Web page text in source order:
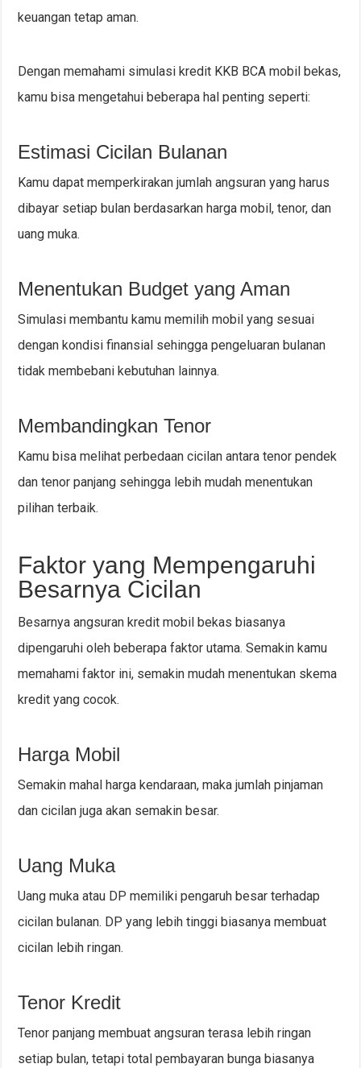
keuangan tetap aman.
Dengan memahami simulasi kredit KKB BCA mobil bekas,
kamu bisa mengetahui beberapa hal penting seperti:
Estimasi Cicilan Bulanan
Kamu dapat memperkirakan jumlah angsuran yang harus
dibayar setiap bulan berdasarkan harga mobil, tenor, dan
uang muka.
Menentukan Budget yang Aman
Simulasi membantu kamu memilih mobil yang sesuai
dengan kondisi finansial sehingga pengeluaran bulanan
tidak membebani kebutuhan lainnya.
Membandingkan Tenor
Kamu bisa melihat perbedaan cicilan antara tenor pendek
dan tenor panjang sehingga lebih mudah menentukan
pilihan terbaik.
Faktor yang Mempengaruhi
Besarnya Cicilan
Besarnya angsuran kredit mobil bekas biasanya
dipengaruhi oleh beberapa faktor utama. Semakin kamu
memahami faktor ini, semakin mudah menentukan skema
kredit yang cocok.
Harga Mobil
Semakin mahal harga kendaraan, maka jumlah pinjaman
dan cicilan juga akan semakin besar.
Uang Muka
Uang muka atau DP memiliki pengaruh besar terhadap
cicilan bulanan. DP yang lebih tinggi biasanya membuat
cicilan lebih ringan.
Tenor Kredit
Tenor panjang membuat angsuran terasa lebih ringan
setiap bulan, tetapi total pembayaran bunga biasanya